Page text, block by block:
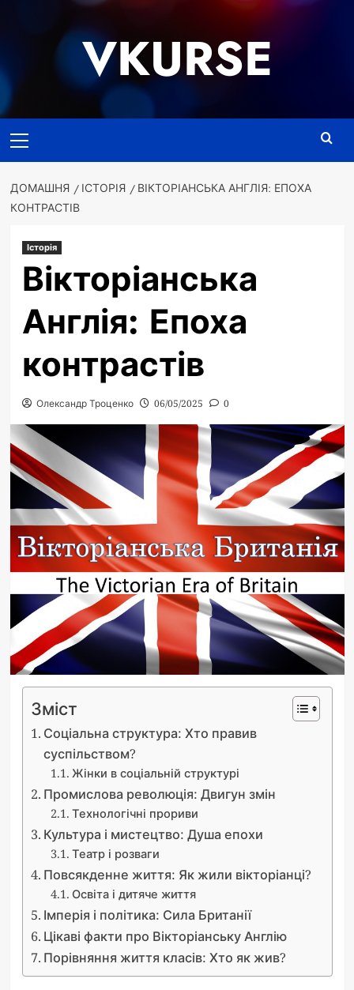
VKURSE
меню
ДОМАШНЯ ІСТОРІЯ
ВІКТОРІАНСЬКА АНГЛІЯ: ЕПОХА
КОНТРАСТІВ
Історія
Вікторіанська
Англія: Епоха
контрастів
Олександр Троценко 06/05/2025 0
Зміст
Соціальна структура: Хто правив
суспільством?
Жінки в соціальній структурі
Промислова революція: Двигун змін
Технологічні прориви
Культура і мистецтво: Душа епохи
Театр і розваги
Повсякденне життя: Як жили вікторіанці?
Освіта і дитяче життя
Імперія і політика: Сила Британії
Цікаві факти про Вікторіанську Англію
Порівняння життя класів: Хто як жив?